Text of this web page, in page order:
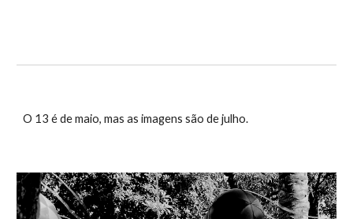
O 13 é de maio, mas as imagens são de julho.